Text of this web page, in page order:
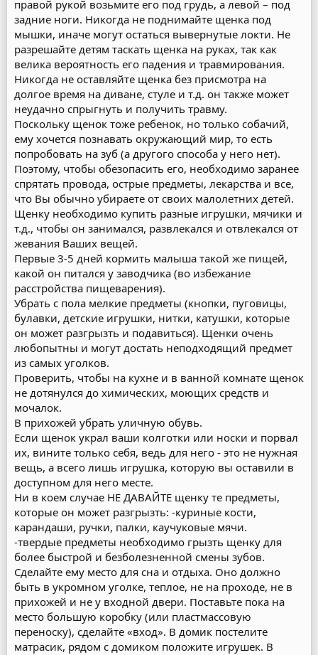
правой рукой возьмите его под грудь, а левой – под
задние ноги. Никогда не поднимайте щенка под
мышки, иначе могут остаться вывернутые локти. Не
разрешайте детям таскать щенка на руках, так как
велика вероятность его падения и травмирования.
Никогда не оставляйте щенка без присмотра на
долгое время на диване, стуле и т.д. он также может
неудачно спрыгнуть и получить травму.
Поскольку щенок тоже ребенок, но только собачий,
ему хочется познавать окружающий мир, то есть
попробовать на зуб (а другого способа у него нет).
Поэтому, чтобы обезопасить его, необходимо заранее
спрятать провода, острые предметы, лекарства и все,
что Вы обычно убираете от своих малолетних детей.
Щенку необходимо купить разные игрушки, мячики и
т.д., чтобы он занимался, развлекался и отвлекался от
жевания Ваших вещей.
Первые 3-5 дней кормить малыша такой же пищей,
какой он питался у заводчика (во избежание
расстройства пищеварения).
Убрать с пола мелкие предметы (кнопки, пуговицы,
булавки, детские игрушки, нитки, катушки, которые
он может разгрызть и подавиться). Щенки очень
любопытны и могут достать неподходящий предмет
из самых уголков.
Проверить, чтобы на кухне и в ванной комнате щенок
не дотянулся до химических, моющих средств и
мочалок.
В прихожей убрать уличную обувь.
Если щенок украл ваши колготки или носки и порвал
их, вините только себя, ведь для него - это не нужная
вещь, а всего лишь игрушка, которую вы оставили в
доступном для него месте.
Ни в коем случае НЕ ДАВАЙТЕ щенку те предметы,
которые он может разгрызть: -куриные кости,
карандаши, ручки, палки, каучуковые мячи.
-твердые предметы необходимо грызть щенку для
более быстрой и безболезненной смены зубов.
Сделайте ему место для сна и отдыха. Оно должно
быть в укромном уголке, теплое, не на проходе, не в
прихожей и не у входной двери. Поставьте пока на
место большую коробку (или пластмассовую
переноску), сделайте «вход». В домик постелите
матрасик, рядом с домиком положите игрушек. В